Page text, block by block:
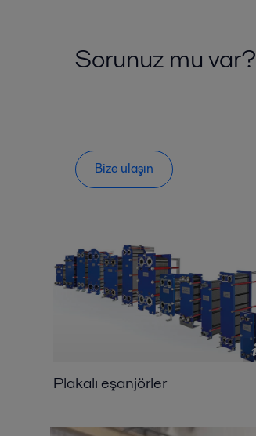
Sorunuz mu var?
Bize ulaşın
Plakalı eşanjörler